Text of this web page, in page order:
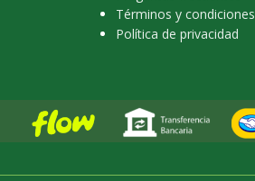
Términos y condiciones
Política de privacidad